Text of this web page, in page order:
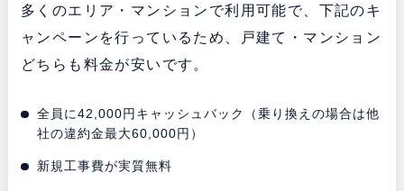
多くのエリア・マンションで利用可能で、下記のキ
ャンペーンを行っているため、戸建て・マンション
どちらも料金が安いです。
全員に42,000円キャッシュバック（乗り換えの場合は他
社の違約金最大60,000円）
新規工事費が実質無料